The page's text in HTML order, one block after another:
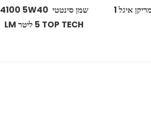
שמן 2 פעימות אמריקן איגל 1
‏שמן סינטטי 5W40‏ 4100